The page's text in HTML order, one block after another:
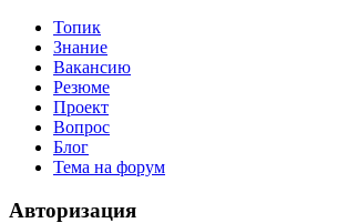
Топик
Знание
Вакансию
Резюме
Проект
Вопрос
Блог
Тема на форум
Авторизация